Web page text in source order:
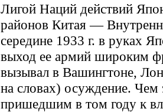
Лигой Наций действий
районов Китая —
середине 1933 г. в руках
выход ее армий широким
вызывал в Вашингтоне,
на словах) осуждение.
пришедшим в том году к